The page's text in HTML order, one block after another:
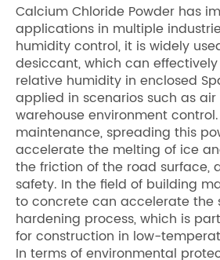
Calcium Chloride Powder has
applications in multiple
humidity control, it is widely
desiccant, which can
relative humidity in enclosed
applied in scenarios such as
warehouse environment
maintenance, spreading this
accelerate the melting of ice
the friction of the road surface,
safety. In the field of building
to concrete can accelerate the
hardening process, which is
for construction in low-
In terms of environmental